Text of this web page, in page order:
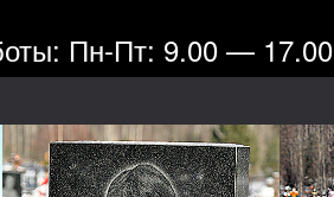
Пн-Пт: 9.00 —